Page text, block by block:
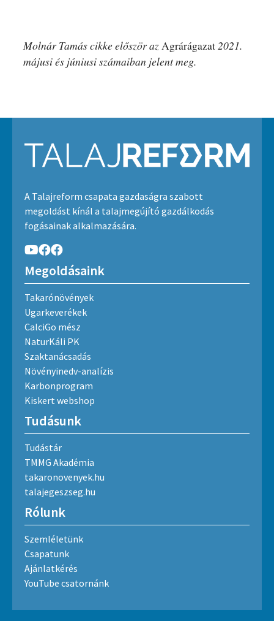
Molnár Tamás cikke először az Agrárágazat 2021.
májusi és júniusi számaiban jelent meg.
A Talajreform csapata gazdaságra szabott
megoldást kínál a talajmegújító gazdálkodás
fogásainak alkalmazására.
Megoldásaink
Takarónövények
Ugarkeverékek
CalciGo mész
NaturKáli PK
Szaktanácsadás
Növényinedv-analízis
Karbonprogram
Kiskert webshop
Tudásunk
Tudástár
TMMG Akadémia
takaronovenyek.hu
talajegeszseg.hu
Rólunk
Szemléletünk
Csapatunk
Ajánlatkérés
YouTube csatornánk